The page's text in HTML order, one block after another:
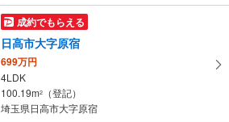
成約でもらえる
日高市大字原宿
699万円
4LDK
100.19m2
（登記）
埼玉県日高市大字原宿